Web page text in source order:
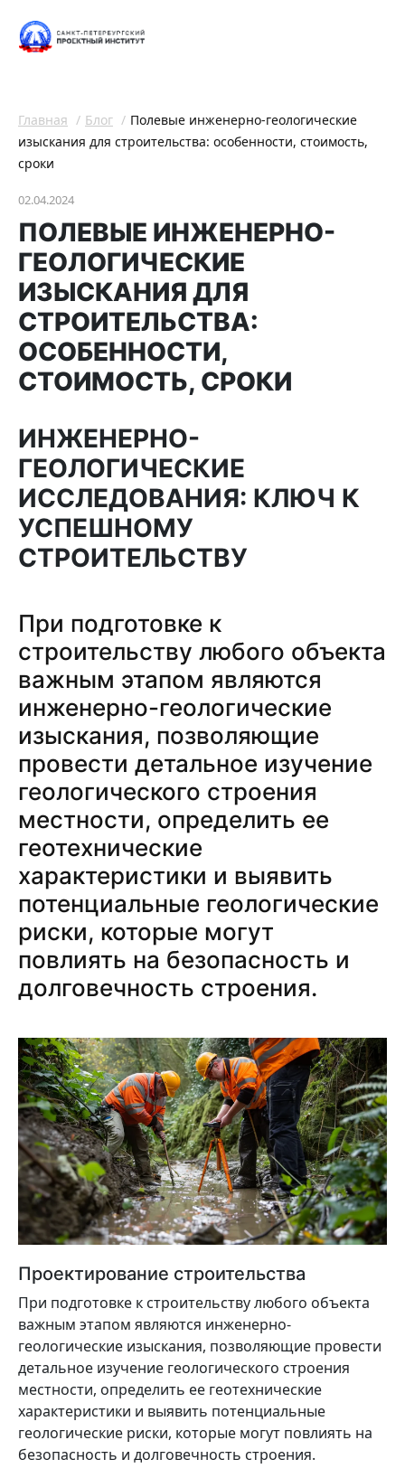
Главная Блог
Полевые инженерно-геологические
изыскания для строительства: особенности, стоимость,
сроки
02.04.2024
ПОЛЕВЫЕ ИНЖЕНЕРНО-
ГЕОЛОГИЧЕСКИЕ
ИЗЫСКАНИЯ ДЛЯ
СТРОИТЕЛЬСТВА:
ОСОБЕННОСТИ,
СТОИМОСТЬ, СРОКИ
ИНЖЕНЕРНО-
ГЕОЛОГИЧЕСКИЕ
ИССЛЕДОВАНИЯ: КЛЮЧ К
УСПЕШНОМУ
СТРОИТЕЛЬСТВУ
При подготовке к
строительству любого объекта
важным этапом являются
инженерно-геологические
изыскания, позволяющие
провести детальное изучение
геологического строения
местности, определить ее
геотехнические
характеристики и выявить
потенциальные геологические
риски, которые могут
повлиять на безопасность и
долговечность строения.
Проектирование строительства
При подготовке к строительству любого объекта
важным этапом являются инженерно-
геологические изыскания, позволяющие провести
детальное изучение геологического строения
местности, определить ее геотехнические
характеристики и выявить потенциальные
геологические риски, которые могут повлиять на
безопасность и долговечность строения.